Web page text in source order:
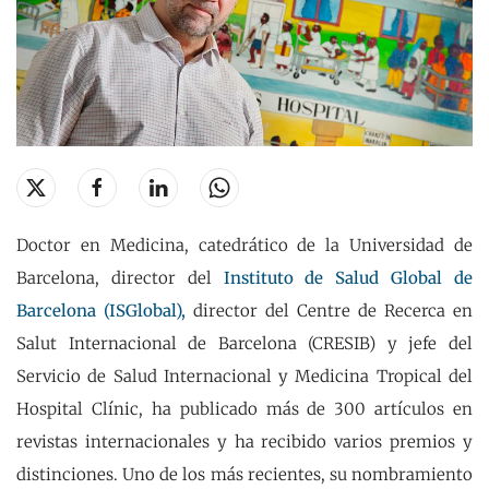
Doctor en Medicina, catedrático de la Universidad de
Barcelona, director del Instituto de Salud Global de
Barcelona (ISGlobal), director del Centre de Recerca en
Salut Internacional de Barcelona (CRESIB) y jefe del
Servicio de Salud Internacional y Medicina Tropical del
Hospital Clínic, ha publicado más de 300 artículos en
revistas internacionales y ha recibido varios premios y
distinciones. Uno de los más recientes, su nombramiento